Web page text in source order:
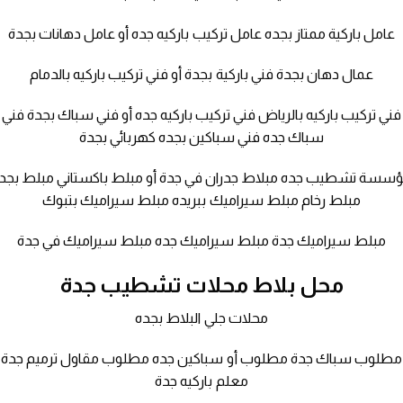
عامل باركية ممتاز بجده عامل تركيب باركيه جده أو عامل دهانات بجدة
عمال دهان بجدة فني باركية بجدة أو فني تركيب باركيه بالدمام
فني تركيب باركيه بالرياض فني تركيب باركيه جده أو فني سباك بجدة فني
سباك جده فني سباكين بجده كهربائي بجدة
تشطيب جده مبلاط جدران في جدة أو مبلط باكستاني مبلط
مبلط رخام مبلط سيراميك ببريده مبلط سيراميك بتبوك
مبلط سيراميك جدة مبلط سيراميك جده مبلط سيراميك في جدة
محل بلاط محلات تشطيب جدة
محلات جلي البلاط بجده
مطلوب سباك جدة مطلوب أو سباكين جده مطلوب مقاول ترميم جدة
معلم باركيه جدة